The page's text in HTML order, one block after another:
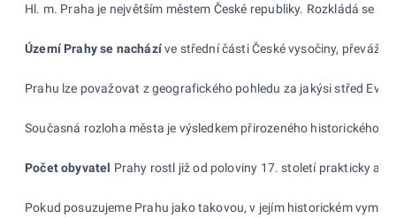
Hl. m. Praha je největším městem České republiky. Rozkládá se
Území Prahy se nacházíve střední části České vysočiny,
Prahu lze považovat z geografického pohledu za jakýsi střed
Současná rozloha města je výsledkem přirozeného historického
Počet obyvatel Prahy rostl již od poloviny 17. století prakticky až
Pokud posuzujeme Prahu jako takovou, v jejím historickém